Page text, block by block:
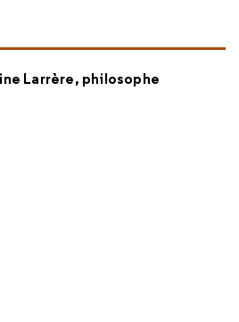
Larrère, philosophe